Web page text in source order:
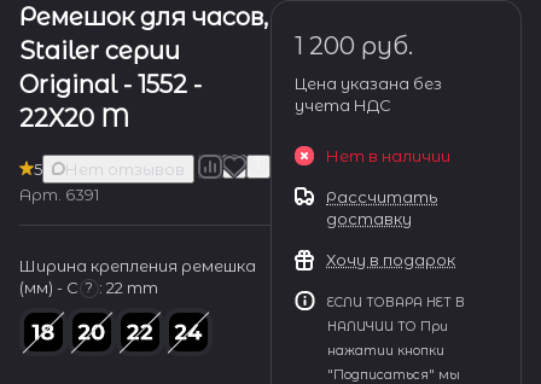
Ремешок для часов,
Stailer серии
Original - 1552 -
22X20 M
5
Нет отзывов
Арт. 6391
Ширина крепления ремешка
(мм) - С ? : 22 mm
1 200 руб.
Цена указана без
учета НДС
Нет в наличии
Рассчитать
доставку
Хочу в подарок
ЕСЛИ ТОВАРА НЕТ В
НАЛИЧИИ ТО При
нажатии кнопки
"Подписаться" мы